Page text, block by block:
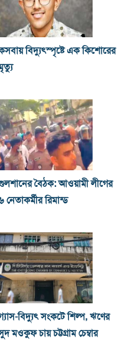
বিদ্যুৎস্পৃষ্টে এক কিশোরের
বৈঠক: আওয়ামী লীগের
নেতাকর্মীর রিমান্ড
বিদ্যুৎ সংকটে শিল্প, ঋণের
মওকুফ চায় চট্টগ্রাম চেম্বার